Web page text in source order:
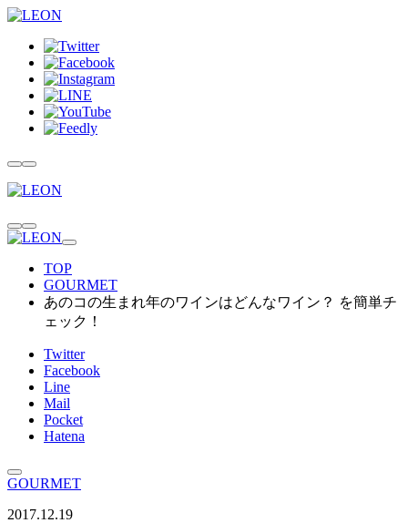
TOP
GOURMET
あのコの生まれ年のワインはどんなワイン？ を簡単チ
ェック！
Twitter
Facebook
Line
Mail
Pocket
Hatena
GOURMET
2017.12.19